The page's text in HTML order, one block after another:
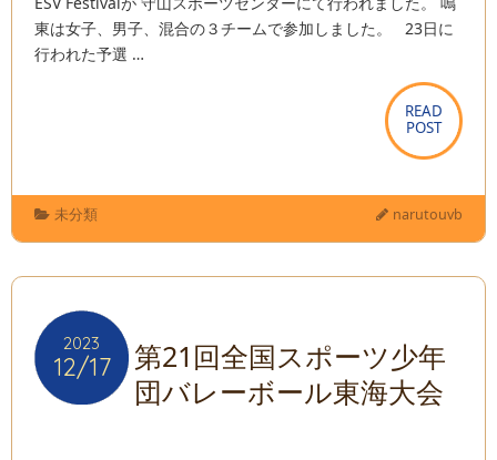
東は女子、男子、混合の３チームで参加しました。 23日に
行われた予選 …
READ
POST
READ
POST
未分類 narutouvb
2023
12/17
2023
12/17
第21回全国スポーツ少年
団バレーボール東海大会